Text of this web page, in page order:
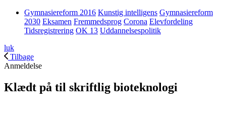
Gymnasiereform 2016 Kunstig intelligens Gymnasiereform
2030 Eksamen Fremmedsprog Corona Elevfordeling
Tidsregistrering OK 13 Uddannelsespolitik
luk
Tilbage
Anmeldelse
Klædt på til skriftlig bioteknologi